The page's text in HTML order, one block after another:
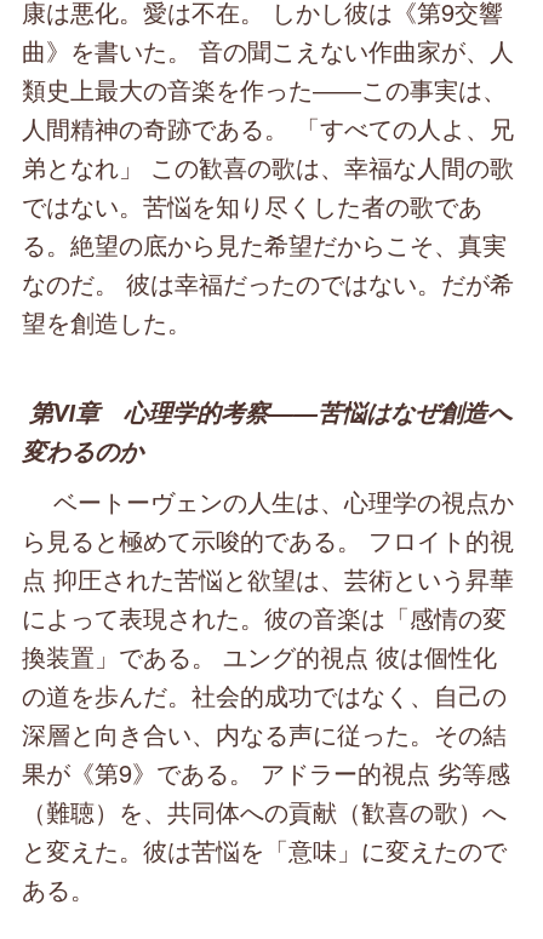
康は悪化。愛は不在。 しかし彼は《第9交響
曲》を書いた。 音の聞こえない作曲家が、人
類史上最大の音楽を作った――この事実は、
人間精神の奇跡である。 「すべての人よ、兄
弟となれ」 この歓喜の歌は、幸福な人間の歌
ではない。苦悩を知り尽くした者の歌であ
る。絶望の底から見た希望だからこそ、真実
なのだ。 彼は幸福だったのではない。だが希
望を創造した。
第Ⅵ章 心理学的考察――苦悩はなぜ創造へ
変わるのか
ベートーヴェンの人生は、心理学の視点か
ら見ると極めて示唆的である。 フロイト的視
点 抑圧された苦悩と欲望は、芸術という昇華
によって表現された。彼の音楽は「感情の変
換装置」である。 ユング的視点 彼は個性化
の道を歩んだ。社会的成功ではなく、自己の
深層と向き合い、内なる声に従った。その結
果が《第9》である。 アドラー的視点 劣等感
（難聴）を、共同体への貢献（歓喜の歌）へ
と変えた。彼は苦悩を「意味」に変えたので
ある。